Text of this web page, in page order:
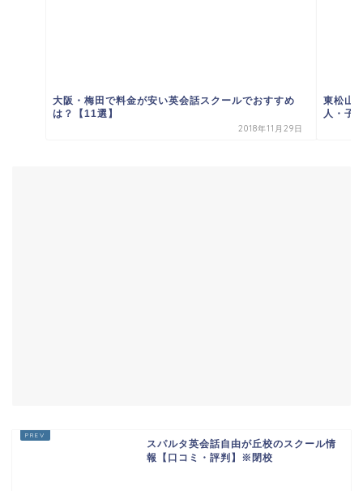
大阪・梅田で料金が安い英会話スクールでおすすめ
は？【11選】
2018年11月29日
東松山
人・子
スパルタ英会話自由が丘校のスクール情
報【口コミ・評判】※閉校